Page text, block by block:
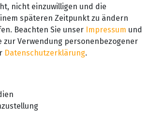
nicht einzuwilligen und die
späteren Zeitpunkt zu ändern
Beachten Sie unser Impressum und
zur Verwendung personenbezogener
Daten­schutz­erklärung.